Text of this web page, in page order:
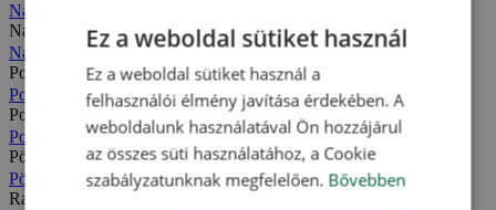
Nagy-Fátra
Nagymegyer
Nagymegyer
Podhajska
Podhajska
Pozsony
Pozsony
Pöstyén
Pöstyén
Rajecfürdő
Ez a weboldal sütiket használ
Ez a weboldal sütiket használ a
felhasználói élmény javítása érdekében. A
weboldalunk használatával Ön hozzájárul
az összes süti használatához, a Cookie
szabályzatunknak megfelelően. Bővebben